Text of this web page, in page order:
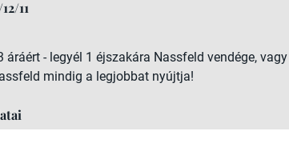
11
- legyél 1 éjszakára Nassfeld vendége, vagy
mindig a legjobbat nyújtja!